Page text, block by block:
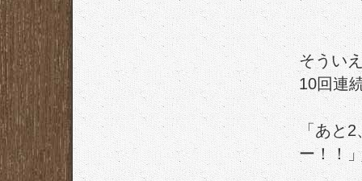
そうい
10回連
「あと2
ー！！